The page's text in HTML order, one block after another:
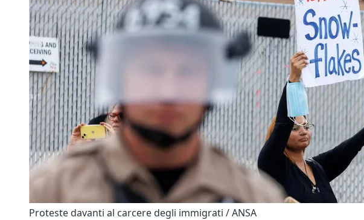
Proteste davanti al carcere degli immigrati / ANSA